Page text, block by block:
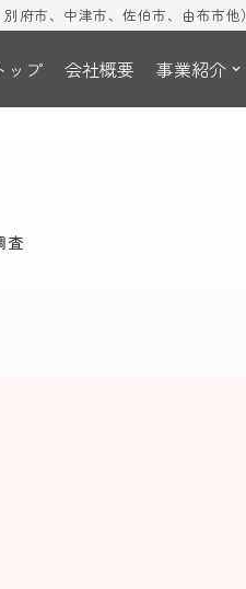
府市、中津市、佐伯市、由布市他）
ップ 会社概要 事業紹介
査